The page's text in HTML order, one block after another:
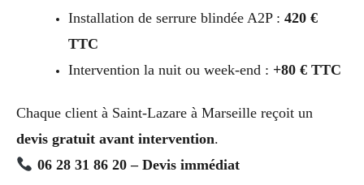
Installation de serrure blindée A2P : 420 €
TTC
Intervention la nuit ou week-end : +80 € TTC
Chaque client à Saint-Lazare à Marseille reçoit un
devis gratuit avant intervention.
06 28 31 86 20 – Devis immédiat